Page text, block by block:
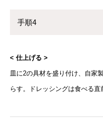
手順4
< 仕上げる >
皿に2の具材を盛り付け、自家
らす。ドレッシングは食べる直